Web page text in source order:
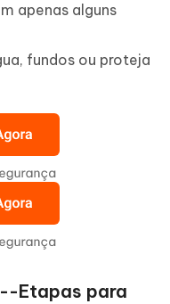
apenas alguns
fundos ou proteja
Etapas para